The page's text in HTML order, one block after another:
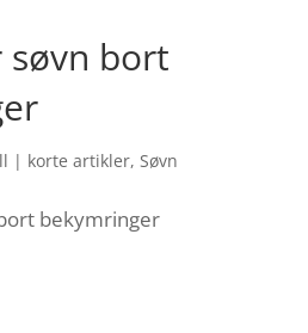
søvn bort
| korte artikler, Søvn